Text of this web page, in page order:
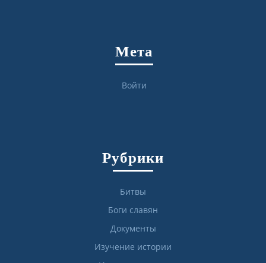
Мета
Войти
Рубрики
Битвы
Боги славян
Документы
Изучение истории